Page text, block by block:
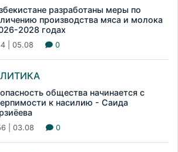
разработаны меры по
производства мяса и молока
2028 годах
| 05.08 0
общества начинается с
к насилию - Саида
| 03.08 0